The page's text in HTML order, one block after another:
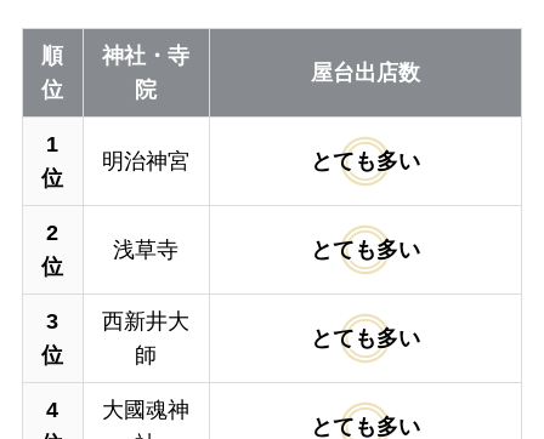
順
位
神社・寺
院
屋台出店数
1
位
明治神宮 とても多い
2
位
浅草寺 とても多い
3
位
西新井大
師
とても多い
4
大國魂神
とても多い